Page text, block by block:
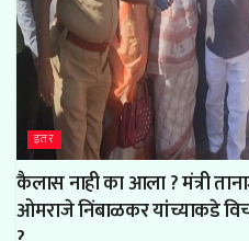
इतर
कैलास नाही का आला ? मंत्री
ओमराजे निंबाळकर यांच्याकडे